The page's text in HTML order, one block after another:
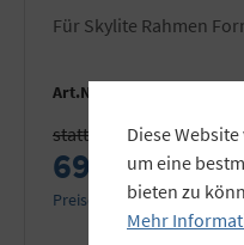
für Skylite Rahmen
Art.Nr.:
statt 79,90 €
69,90 €
Preise inkl. MwSt. zzgl.
Diese
um eine
bieten zu
Mehr